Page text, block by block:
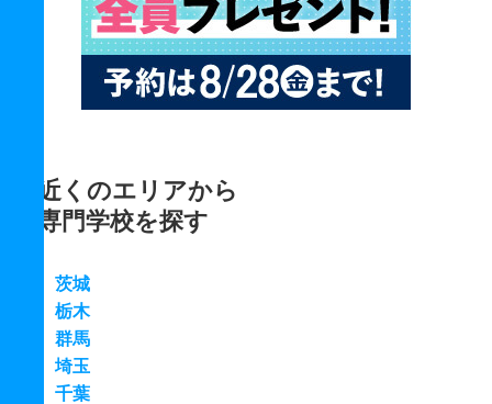
近くのエリアから
専門学校を探す
茨城
栃木
群馬
埼玉
千葉